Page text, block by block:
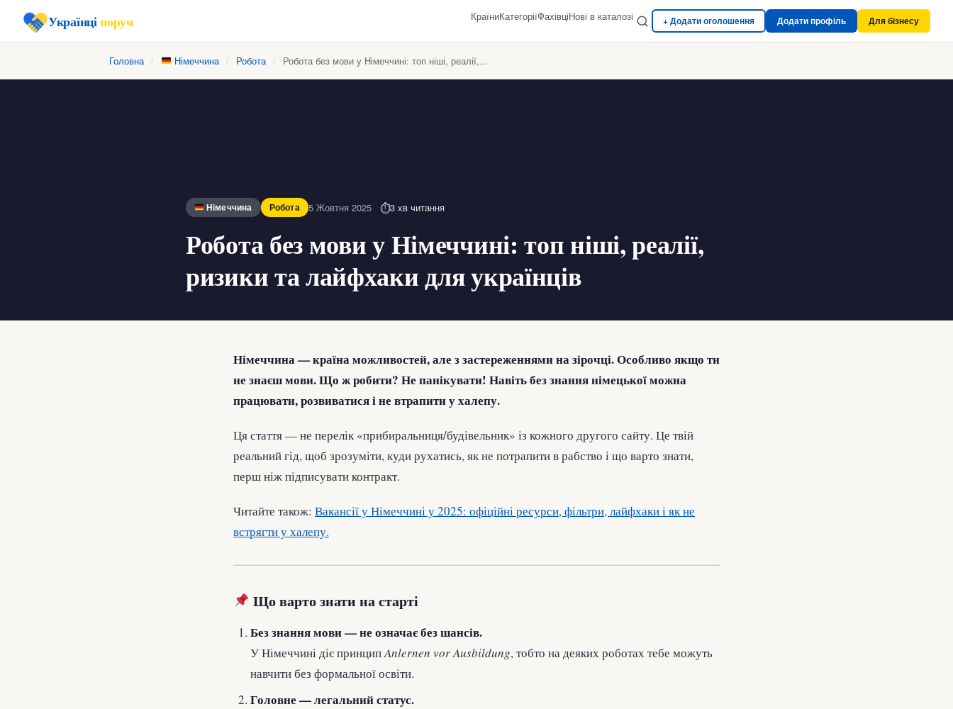
Українціпоруч КраїниКатегоріїФахівціНові в каталозі + Додати оголошення Додати профіль Для бізнесу
Головна / Німеччина / Робота / Робота без мови у Німеччині: топ ніші, реалії,...
Німеччина Робота 5 Жовтня 2025 3 хв читання
Робота без мови у Німеччині: топ ніші, реалії,
ризики та лайфхаки для українців
Німеччина — країна можливостей, але з застереженнями на зірочці. Особливо якщо ти
не знаєш мови. Що ж робити? Не панікувати! Навіть без знання німецької можна
працювати, розвиватися і не втрапити у халепу.
Ця стаття — не перелік «прибиральниця/будівельник» із кожного другого сайту. Це твій
реальний гід, щоб зрозуміти, куди рухатись, як не потрапити в рабство і що варто знати,
перш ніж підписувати контракт.
Читайте також: Вакансії у Німеччині у 2025: офіційні ресурси, фільтри, лайфхаки і як не
встрягти у халепу.
Що варто знати на старті
Без знання мови — не означає без шансів.
У Німеччині діє принципAnlernen vor Ausbildung, тобто на деяких роботах тебе можуть
навчити без формальної освіти.
Головне — легальний статус.